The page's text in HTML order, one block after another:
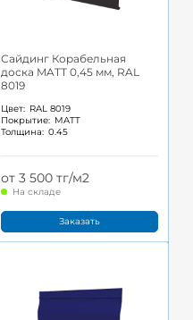
Сайдинг Корабельная
доска MATT 0,45 мм, RAL
8019
Цвет: RAL 8019
Покрытие: MATT
Толщина: 0.45
от 3 500 тг/м2
На складе
Заказать